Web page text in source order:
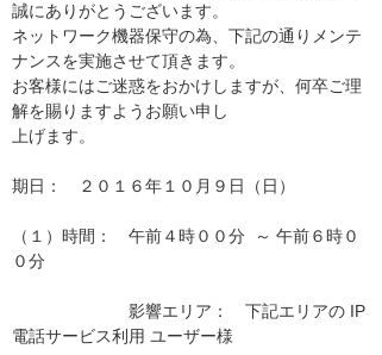
誠にありがとうございます。
ネットワーク機器保守の為、下記の通りメンテ
ナンスを実施させて頂きます。
お客様にはご迷惑をおかけしますが、何卒ご理
解を賜りますようお願い申し
上げます。
期日：　２０１６年１０月９日（日）
（１）時間：　午前４時００分  ～ 午前６時０
０分
影響エリア：　下記エリアの IP
電話サービス利用 ユーザー様